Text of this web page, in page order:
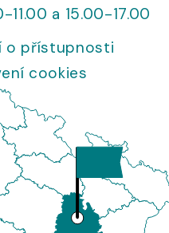
11.00 a 15.00-17.00
o přístupnosti
cookies